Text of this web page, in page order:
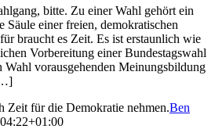
bitte. Zu einer Wahl gehört ein
Säule einer freien, demokratischen
braucht es Zeit. Es ist erstaunlich wie
Vorbereitung einer Bundestagswahl
Wahl vorausgehenden Meinungsbildung
Zeit für die Demokratie nehmen.Ben